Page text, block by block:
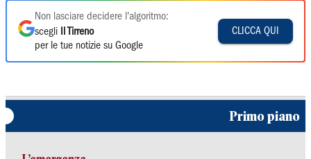
Non lasciare decidere l'algoritmo:
scegli
Il Tirreno
per le tue notizie su Google
CLICCA QUI
Primo piano